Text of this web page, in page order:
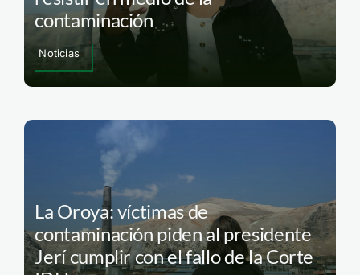
contaminación
Noticias
La Oroya: víctimas de
contaminación piden al presidente
Jerí cumplir con el fallo de la Corte